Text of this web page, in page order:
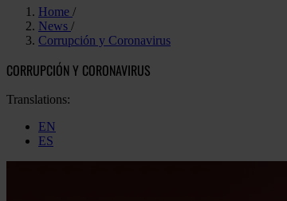
Home
News
Corrupción y Coronavirus
CORRUPCIÓN Y CORONAVIRUS
Translations:
EN
ES